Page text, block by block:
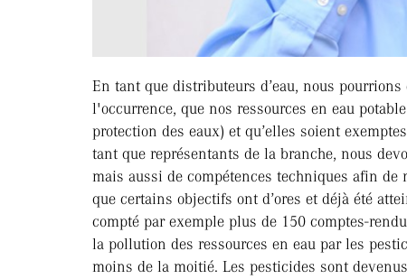
En tant que distributeurs d’eau, nous
l'occurrence, que nos ressources en eau
protection des eaux) et qu’elles soient
tant que représentants de la branche, nous
mais aussi de compétences techniques afin de
que certains objectifs ont d’ores et déjà été
compté par exemple plus de 150 comptes-
la pollution des ressources en eau par les
moins de la moitié. Les pesticides sont